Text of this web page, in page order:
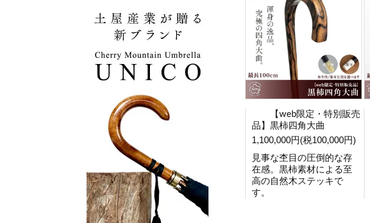
【web限定・特別販売
品】黒柿四角大曲
1,100,000円(税100,000円)
見事な杢目の圧倒的な存
在感。黒柿素材による至
高の自然木ステッキで
す。